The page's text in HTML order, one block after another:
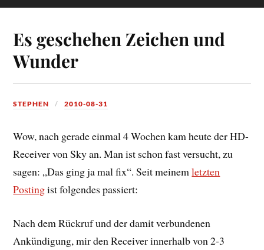
Es geschehen Zeichen und
Wunder
STEPHEN 2010-08-31
Wow, nach gerade einmal 4 Wochen kam heute der HD-
Receiver von Sky an. Man ist schon fast versucht, zu
sagen: „Das ging ja mal fix“. Seit meinemletzten
Postingist folgendes passiert:
Nach dem Rückruf und der damit verbundenen
Ankündigung, mir den Receiver innerhalb von 2-3